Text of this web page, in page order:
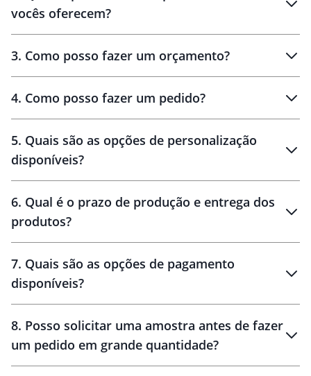
vocês oferecem?
personalizados
3. Como posso fazer um orçamento?
brinde
personalização
4. Como posso fazer um pedido?
amostra virtual
5. Quais são as opções de personalização
disponíveis?
6. Qual é o prazo de produção e entrega dos
produtos?
10 dias
brinde
48 horas
7. Quais são as opções de pagamento
disponíveis?
8. Posso solicitar uma amostra antes de fazer
um pedido em grande quantidade?